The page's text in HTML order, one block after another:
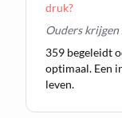
druk?
Ouders krijgen
359 begeleidt
optimaal. Een
leven.